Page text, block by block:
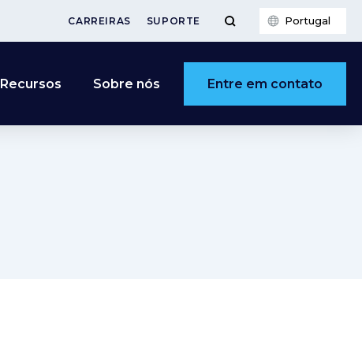
CARREIRAS SUPORTE Portugal
Recursos Sobre nós Entre em contato